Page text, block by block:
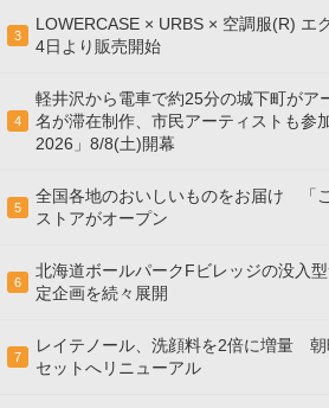
3
LOWERCASE × URBS × 空調服(R)
4日より販売開始
4
軽井沢から電車で約25分の城下町がア
名が滞在制作、市民アーティストも参
2026」8/8(土)開幕
5
全国各地のおいしいものをお届け 「
ストアがオープン
6
北海道ボールパークFビレッジの没入
定企画を続々展開
7
レイテノール、洗顔料を2倍に増量
セットへリニューアル